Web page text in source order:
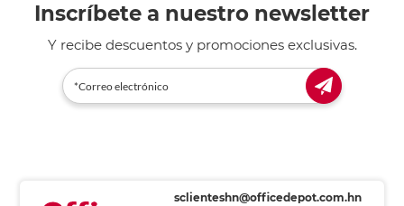
Inscríbete a nuestro newsletter
Y recibe descuentos y promociones exclusivas.
sclienteshn@officedepot.com.hn